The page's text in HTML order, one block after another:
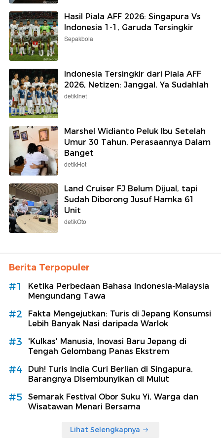
Hasil Piala AFF 2026: Singapura Vs
Indonesia 1-1, Garuda Tersingkir
Sepakbola
Indonesia Tersingkir dari Piala AFF
2026, Netizen: Janggal, Ya Sudahlah
detikInet
Marshel Widianto Peluk Ibu Setelah
Umur 30 Tahun, Perasaannya Dalam
Banget
detikHot
Land Cruiser FJ Belum Dijual, tapi
Sudah Diborong Jusuf Hamka 61
Unit
detikOto
Berita Terpopuler
#1
Ketika Perbedaan Bahasa Indonesia-Malaysia
Mengundang Tawa
#2
Fakta Mengejutkan: Turis di Jepang Konsumsi
Lebih Banyak Nasi daripada Warlok
#3
'Kulkas' Manusia, Inovasi Baru Jepang di
Tengah Gelombang Panas Ekstrem
#4
Duh! Turis India Curi Berlian di Singapura,
Barangnya Disembunyikan di Mulut
#5
Semarak Festival Obor Suku Yi, Warga dan
Wisatawan Menari Bersama
Lihat Selengkapnya